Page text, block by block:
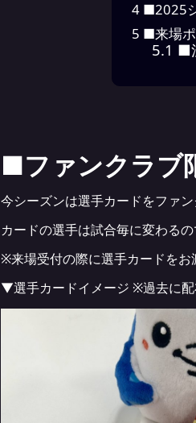
4 ■2025
5 ■来場
5.1 ■
■ファンクラブ
今シーズンは選手カードをファ
カードの選手は試合毎に変わる
※来場受付の際に選手カードをお
▼選手カードイメージ ※過去に